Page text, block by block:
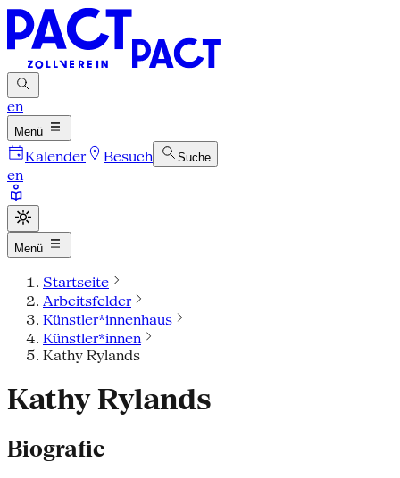
en
Menü
Kalender Besuch Suche
en
Menü
Startseite
Arbeitsfelder
Künstler*innenhaus
Künstler*innen
Kathy Rylands
Kathy Rylands
Biografie